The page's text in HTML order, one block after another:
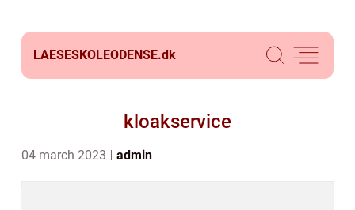
LAESESKOLEODENSE.dk
kloakservice
04 march 2023 admin